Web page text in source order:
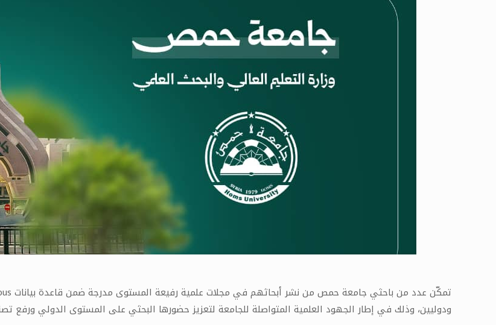
ودوليين، وذلك في إطار الجهود العلمية المتواصلة للجامعة لتعزيز حضورها البحثي على المستوى الدولي ورفع